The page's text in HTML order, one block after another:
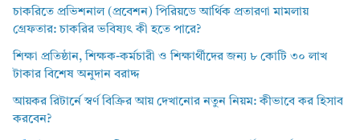
চাকরিতে প্রভিশনাল (প্রবেশন) পিরিয়ডে আর্থিক প্রতারণা মামলায়
গ্রেফতার: চাকরির ভবিষ্যৎ কী হতে পারে?
শিক্ষা প্রতিষ্ঠান, শিক্ষক-কর্মচারী ও শিক্ষার্থীদের জন্য ৮ কোটি ৩০ লাখ
টাকার বিশেষ অনুদান বরাদ্দ
আয়কর রিটার্নে স্বর্ণ বিক্রির আয় দেখানোর নতুন নিয়ম: কীভাবে কর হিসাব
করবেন?